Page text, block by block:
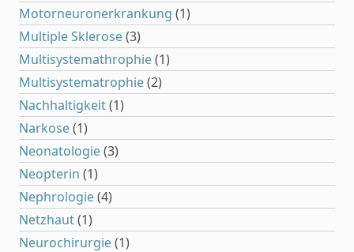
Motorneuronerkrankung (1)
Multiple Sklerose(3)
Multisystemathrophie(1)
Multisystematrophie(2)
Nachhaltigkeit(1)
Narkose(1)
Neonatologie(3)
Neopterin (1)
Nephrologie(4)
Netzhaut(1)
Neurochirurgie(1)